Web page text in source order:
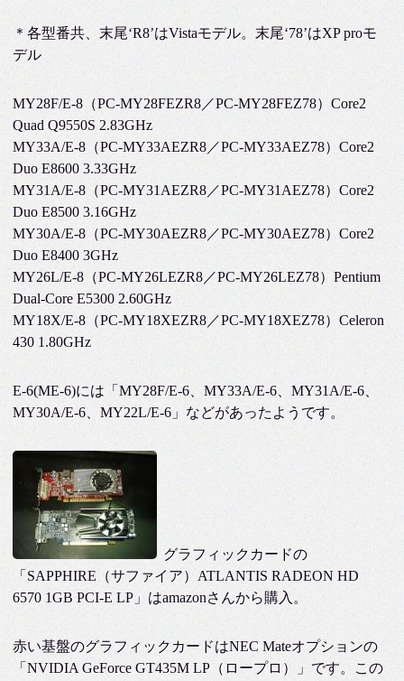
＊各型番共、末尾‘R8’はVistaモデル。末尾‘78’はXP proモ
デル
MY28F/E-8（PC-MY28FEZR8／PC-MY28FEZ78）Core2
Quad Q9550S 2.83GHz
MY33A/E-8（PC-MY33AEZR8／PC-MY33AEZ78）Core2
Duo E8600 3.33GHz
MY31A/E-8（PC-MY31AEZR8／PC-MY31AEZ78）Core2
Duo E8500 3.16GHz
MY30A/E-8（PC-MY30AEZR8／PC-MY30AEZ78）Core2
Duo E8400 3GHz
MY26L/E-8（PC-MY26LEZR8／PC-MY26LEZ78）Pentium
Dual-Core E5300 2.60GHz
MY18X/E-8（PC-MY18XEZR8／PC-MY18XEZ78）Celeron
430 1.80GHz
E-6(ME-6)には「MY28F/E-6、MY33A/E-6、MY31A/E-6、
MY30A/E-6、MY22L/E-6」などがあったようです。
グラフィックカードの
「SAPPHIRE（サファイア）ATLANTIS RADEON HD
6570 1GB PCI-E LP」はamazonさんから購入。
赤い基盤のグラフィックカードはNEC Mateオプションの
「NVIDIA GeForce GT435M LP（ロープロ）」です。この